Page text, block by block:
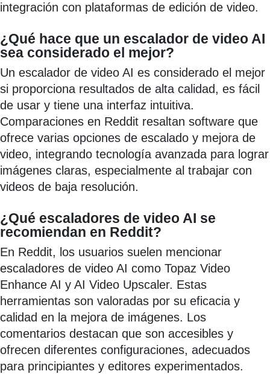
integración con plataformas de edición de video.
¿Qué hace que un escalador de video AI
sea considerado el mejor?
Un escalador de video AI es considerado el mejor
si proporciona resultados de alta calidad, es fácil
de usar y tiene una interfaz intuitiva.
Comparaciones en Reddit resaltan software que
ofrece varias opciones de escalado y mejora de
video, integrando tecnología avanzada para lograr
imágenes claras, especialmente al trabajar con
videos de baja resolución.
¿Qué escaladores de video AI se
recomiendan en Reddit?
En Reddit, los usuarios suelen mencionar
escaladores de video AI como Topaz Video
Enhance AI y AI Video Upscaler. Estas
herramientas son valoradas por su eficacia y
calidad en la mejora de imágenes. Los
comentarios destacan que son accesibles y
ofrecen diferentes configuraciones, adecuados
para principiantes y editores experimentados.